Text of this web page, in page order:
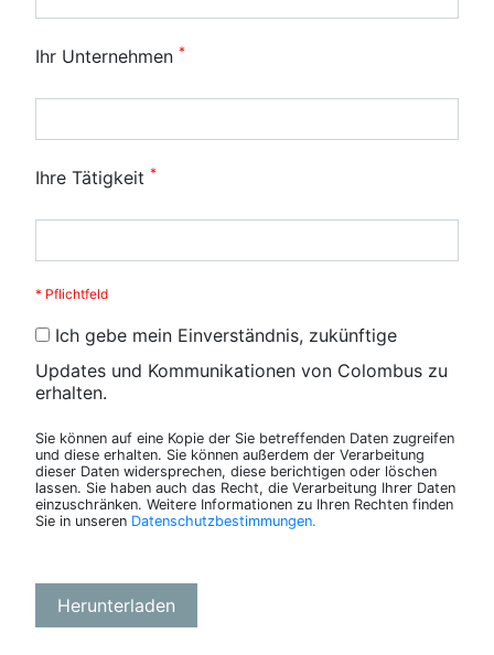
Ihr Unternehmen *
Ihre Tätigkeit *
* Pflichtfeld
Ich gebe mein Einverständnis, zukünftige
Updates und Kommunikationen von Colombus zu
erhalten.
Sie können auf eine Kopie der Sie betreffenden Daten zugreifen
und diese erhalten. Sie können außerdem der Verarbeitung
dieser Daten widersprechen, diese berichtigen oder löschen
lassen. Sie haben auch das Recht, die Verarbeitung Ihrer Daten
einzuschränken. Weitere Informationen zu Ihren Rechten finden
Sie in unseren Datenschutzbestimmungen.